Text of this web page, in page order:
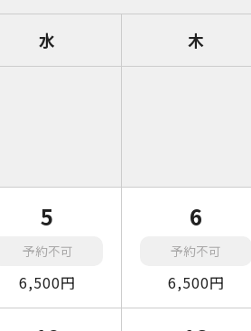
水 木
5
予約不可
6,500円
6
予約不可
6,500円